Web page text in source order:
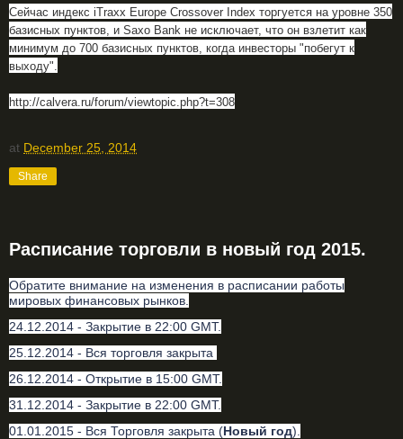
Сейчас индекс iTraxx Europe Crossover Index торгуется на уровне 350
базисных пунктов, и Saxo Bank не исключает, что он взлетит как
минимум до 700 базисных пунктов, когда инвесторы "побегут к
выходу".
http://calvera.ru/forum/viewtopic.php?t=308
at December 25, 2014
Share
Расписание торговли в новый год 2015.
Обратите внимание на изменения в расписании работы
мировых финансовых рынков.
24.12.2014 - Закрытие в 22:00 GMT.
25.12.2014 - Вся торговля закрыта
26.12.2014 - Открытие в 15:00 GMT.
31.12.2014 - Закрытие в 22:00 GMT.
01.01.2015 - Вся Торговля закрыта (Новый год).